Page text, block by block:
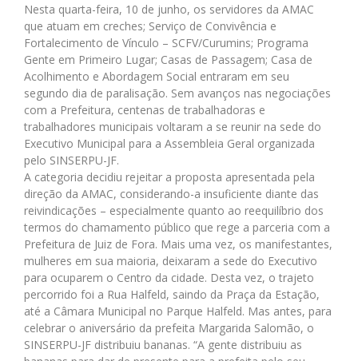
Nesta quarta-feira, 10 de junho, os servidores da AMAC
que atuam em creches; Serviço de Convivência e
Fortalecimento de Vínculo – SCFV/Curumins; Programa
Gente em Primeiro Lugar; Casas de Passagem; Casa de
Acolhimento e Abordagem Social entraram em seu
segundo dia de paralisação. Sem avanços nas negociações
com a Prefeitura, centenas de trabalhadoras e
trabalhadores municipais voltaram a se reunir na sede do
Executivo Municipal para a Assembleia Geral organizada
pelo SINSERPU-JF.
A categoria decidiu rejeitar a proposta apresentada pela
direção da AMAC, considerando-a insuficiente diante das
reivindicações – especialmente quanto ao reequilíbrio dos
termos do chamamento público que rege a parceria com a
Prefeitura de Juiz de Fora. Mais uma vez, os manifestantes,
mulheres em sua maioria, deixaram a sede do Executivo
para ocuparem o Centro da cidade. Desta vez, o trajeto
percorrido foi a Rua Halfeld, saindo da Praça da Estação,
até a Câmara Municipal no Parque Halfeld. Mas antes, para
celebrar o aniversário da prefeita Margarida Salomão, o
SINSERPU-JF distribuiu bananas. “A gente distribuiu as